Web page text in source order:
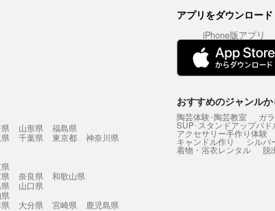
アプリをダウンロード
iPhone版アプリ
山形県
福島県
千葉県 東京都
神奈川県
奈良県
和歌山県
山口県
大分県 宮崎県
鹿児島県
おすすめのジャンル
陶芸体験･陶芸教室 ガ
SUP･スタンドアップパド
アクセサリー手作り体験
キャンドル作り シルバ
着物・浴衣レンタル 脱